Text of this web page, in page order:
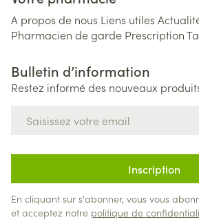
A propos de nous Liens utiles
Pharmacien de garde Prescription
Bulletin d’information
Restez informé des nouveaux
Inscription
En cliquant sur s'abonner, vous vous
et acceptez notre politique de